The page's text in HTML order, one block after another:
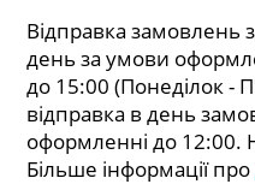
Відправка замовлень
день за умови
до 15:00 (Понеділок -
відправка в день
оформленні до 12:00.
Більше інформації про